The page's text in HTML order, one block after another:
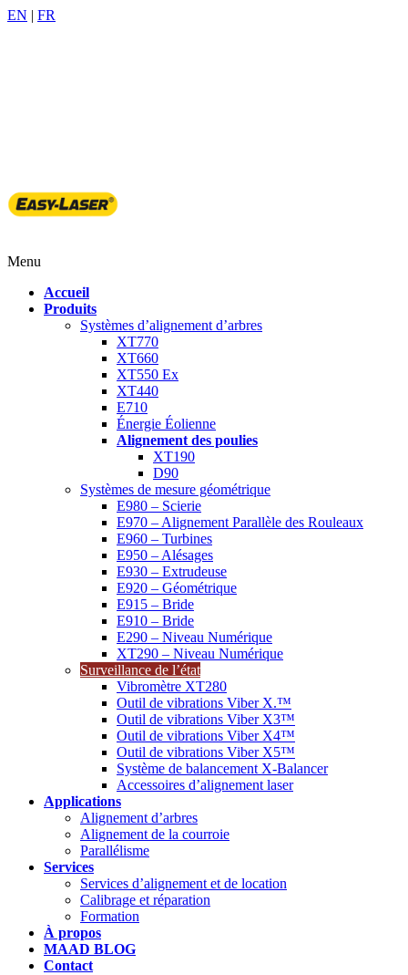
EN | FR
Menu
Accueil
Produits
Systèmes d’alignement d’arbres
XT770
XT660
XT550 Ex
XT440
E710
Énergie Éolienne
Alignement des poulies
XT190
D90
Systèmes de mesure géométrique
E980 – Scierie
E970 – Alignement Parallèle des Rouleaux
E960 – Turbines
E950 – Alésages
E930 – Extrudeuse
E920 – Géométrique
E915 – Bride
E910 – Bride
E290 – Niveau Numérique
XT290 – Niveau Numérique
Surveillance de l’état
Vibromètre XT280
Outil de vibrations Viber X.™
Outil de vibrations Viber X3™
Outil de vibrations Viber X4™
Outil de vibrations Viber X5™
Système de balancement X-Balancer
Accessoires d’alignement laser
Applications
Alignement d’arbres
Alignement de la courroie
Parallélisme
Services
Services d’alignement et de location
Calibrage et réparation
Formation
À propos
MAAD BLOG
Contact